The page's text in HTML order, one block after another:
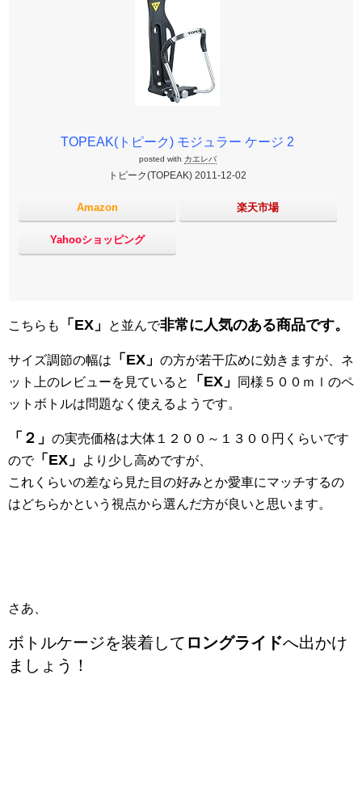
TOPEAK(トピーク) モジュラー ケージ 2
posted with カエレバ
トピーク(TOPEAK) 2011-12-02
Amazon 楽天市場
Yahooショッピング
こちらも 「EX」 と並んで非常に人気のある商品です。
サイズ調節の幅は 「EX」 の方が若干広めに効きますが、ネ
ット上のレビューを見ていると
「EX」
同様５００ｍｌのペ
ットボトルは問題なく使えるようです。
「２」 の実売価格は大体１２００～１３００円くらいです
ので「EX」
より少し高めですが、
これくらいの差なら見た目の好みとか愛車にマッチするの
はどちらかという視点から選んだ方が良いと思います。
さあ、
ボトルケージを装着して ロングライドへ出かけ
ましょう！